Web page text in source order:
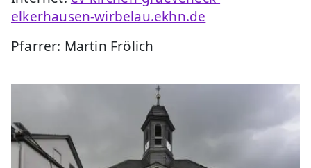
elkerhausen-wirbelau.ekhn.de
Pfarrer: Martin Frölich